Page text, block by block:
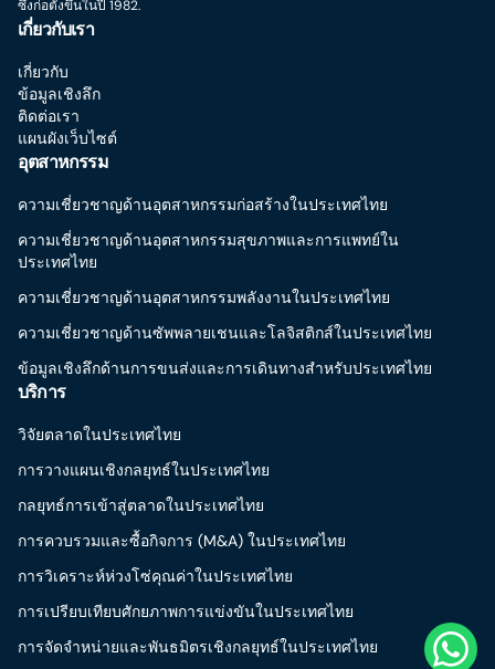
ซึ่งก่อตั้งขึ้นในปี 1982.
เกี่ยวกับเรา
เกี่ยวกับ
ข้อมูลเชิงลึก
ติดต่อเรา
แผนผังเว็บไซต์
อุตสาหกรรม
ความเชี่ยวชาญด้านอุตสาหกรรมก่อสร้างในประเทศไทย
ความเชี่ยวชาญด้านอุตสาหกรรมสุขภาพและการแพทย์ใน
ประเทศไทย
ความเชี่ยวชาญด้านอุตสาหกรรมพลังงานในประเทศไทย
ความเชี่ยวชาญด้านซัพพลายเชนและโลจิสติกส์ในประเทศไทย
ข้อมูลเชิงลึกด้านการขนส่งและการเดินทางสำหรับประเทศไทย
บริการ
วิจัยตลาดในประเทศไทย
การวางแผนเชิงกลยุทธ์ในประเทศไทย
กลยุทธ์การเข้าสู่ตลาดในประเทศไทย
การควบรวมและซื้อกิจการ (M&A) ในประเทศไทย
การวิเคราะห์ห่วงโซ่คุณค่าในประเทศไทย
การเปรียบเทียบศักยภาพการแข่งขันในประเทศไทย
การจัดจำหน่ายและพันธมิตรเชิงกลยุทธ์ในประเทศไทย